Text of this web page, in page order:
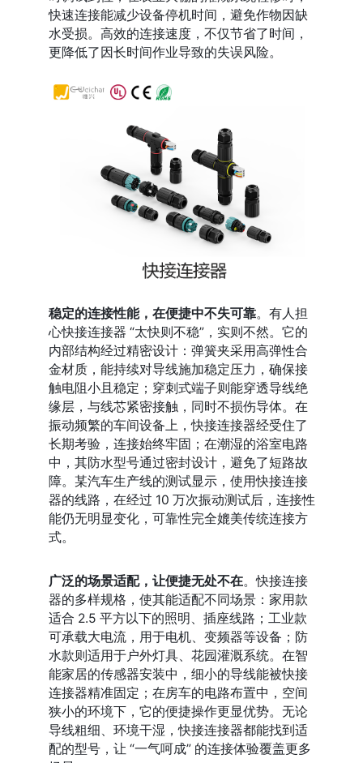
快速连接能减少设备停机时间，避免作物因缺
水受损。高效的连接速度，不仅节省了时间，
更降低了因长时间作业导致的失误风险。
稳定的连接性能，在便捷中不失可靠。有人担
心快接连接器 “太快则不稳”，实则不然。它的
内部结构经过精密设计：弹簧夹采用高弹性合
金材质，能持续对导线施加稳定压力，确保接
触电阻小且稳定；穿刺式端子则能穿透导线绝
缘层，与线芯紧密接触，同时不损伤导体。在
振动频繁的车间设备上，快接连接器经受住了
长期考验，连接始终牢固；在潮湿的浴室电路
中，其防水型号通过密封设计，避免了短路故
障。某汽车生产线的测试显示，使用快接连接
器的线路，在经过 10 万次振动测试后，连接性
能仍无明显变化，可靠性完全媲美传统连接方
式。
广泛的场景适配，让便捷无处不在。快接连接
器的多样规格，使其能适配不同场景：家用款
适合 2.5 平方以下的照明、插座线路；工业款
可承载大电流，用于电机、变频器等设备；防
水款则适用于户外灯具、花园灌溉系统。在智
能家居的传感器安装中，细小的导线能被快接
连接器精准固定；在房车的电路布置中，空间
狭小的环境下，它的便捷操作更显优势。无论
导线粗细、环境干湿，快接连接器都能找到适
配的型号，让 “一气呵成” 的连接体验覆盖更多